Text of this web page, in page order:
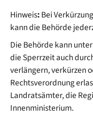
Hinweis: Bei
kann die Behörde
Die Behörde kann
die Sperrzeit auch
verlängern, verkürzen
Rechtsverordnung
Landratsämter, die
Innenministerium.